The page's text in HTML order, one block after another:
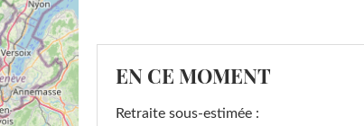
EN CE MOMENT
Retraite sous-estimée :